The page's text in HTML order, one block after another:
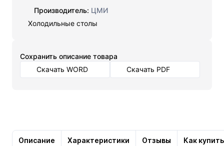
Производитель: ЦМИ
Холодильные столы
Cохранить описание товара
Скачать WORD
Скачать PDF
Описание Характеристики Отзывы Как купить